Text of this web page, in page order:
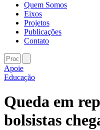
Quem Somos
Eixos
Projetos
Publicações
Contato
Apoie
Educação
Queda em
bolsistas